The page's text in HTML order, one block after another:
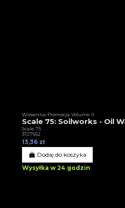
Wiosenna Promocja Volume II
Scale 75: Soilworks - Oil
Scale 75
3T27652
13,36 zł
Dodaj do koszyka
Wysyłka w 24 godzin